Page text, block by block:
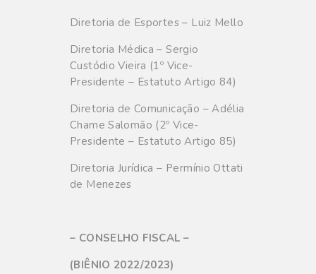
Diretoria de Esportes – Luiz Mello
Diretoria Médica – Sergio
Custódio Vieira (1º Vice-
Presidente – Estatuto Artigo 84)
Diretoria de Comunicação – Adélia
Chame Salomão (2º Vice-
Presidente – Estatuto Artigo 85)
Diretoria Jurídica – Permínio Ottati
de Menezes
– CONSELHO FISCAL –
(BIÊNIO 2022/2023)